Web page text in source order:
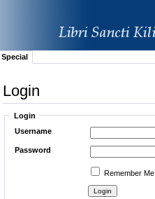
Special
Login
Login
Username
Password
Remember Me